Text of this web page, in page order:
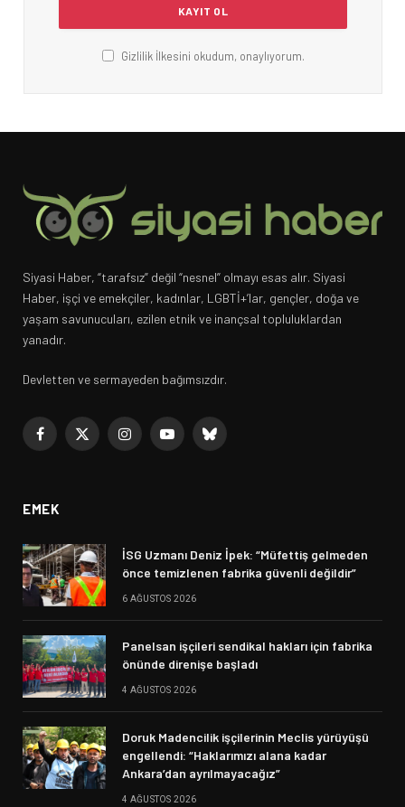
Gizlilik İlkesini okudum, onaylıyorum.
Siyasi Haber, “tarafsız” değil “nesnel” olmayı esas alır. Siyasi
Haber, işçi ve emekçiler, kadınlar, LGBTİ+’lar, gençler, doğa ve
yaşam savunucuları, ezilen etnik ve inançsal topluluklardan
yanadır.
Devletten ve sermayeden bağımsızdır.
Facebook
X
InstagramYouTubeBluesky
EMEK
İSG Uzmanı Deniz İpek: “Müfettiş gelmeden
önce temizlenen fabrika güvenli değildir”
6 AĞUSTOS 2026
Panelsan işçileri sendikal hakları için fabrika
önünde direnişe başladı
4 AĞUSTOS 2026
Doruk Madencilik işçilerinin Meclis yürüyüşü
engellendi: “Haklarımızı alana kadar
Ankara’dan ayrılmayacağız”
4 AĞUSTOS 2026